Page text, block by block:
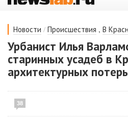
Новости / Происшествия , В
Урбанист Илья
старинных усадеб в
архитектурных
38